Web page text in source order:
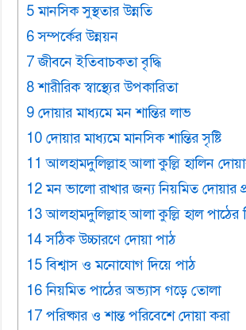
5 মানসিক সুস্থতার উন্নতি
6 সম্পর্কের উন্নয়ন
7 জীবনে ইতিবাচকতা বৃদ্ধি
8 শারীরিক স্বাস্থ্যের উপকারিতা
9 দোয়ার মাধ্যমে মন শান্তির লাভ
10 দোয়ার মাধ্যমে মানসিক শান্তির সৃষ্টি
11 আলহামদুলিল্লাহ আলা কুল্লি হালিন
12 মন ভালো রাখার জন্য নিয়মিত দোয়ার
13 আলহামদুলিল্লাহ আলা কুল্লি হাল পাঠের
14 সঠিক উচ্চারণে দোয়া পাঠ
15 বিশ্বাস ও মনোযোগ দিয়ে পাঠ
16 নিয়মিত পাঠের অভ্যাস গড়ে তোলা
17 পরিষ্কার ও শান্ত পরিবেশে দোয়া করা